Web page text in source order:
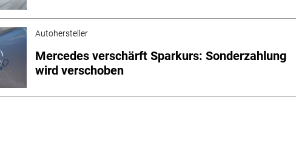
Autohersteller
Mercedes verschärft Sparkurs: Sonderzahlung
wird verschoben